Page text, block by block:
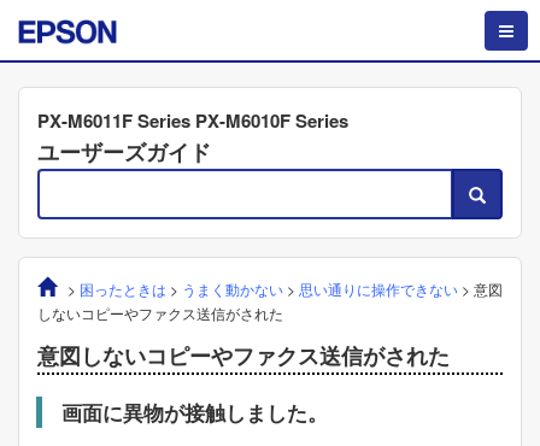
PX-M6011F Series PX-M6010F Series
ユーザーズガイド
> 困ったときは > うまく動かない> 思い通りに操作できない> 意図
しないコピーやファクス送信がされた
意図しないコピーやファクス送信がされた
画面に異物が接触しました。